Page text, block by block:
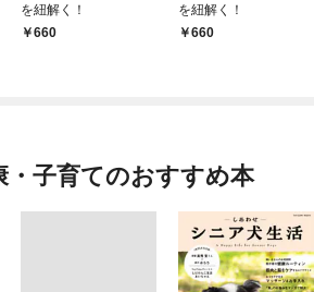
を紐解く！
660
を紐解く！
660
・子育てのおすすめ本